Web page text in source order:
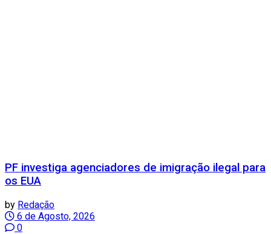
PF investiga agenciadores de imigração ilegal para
os EUA
by Redação
6 de Agosto, 2026
0